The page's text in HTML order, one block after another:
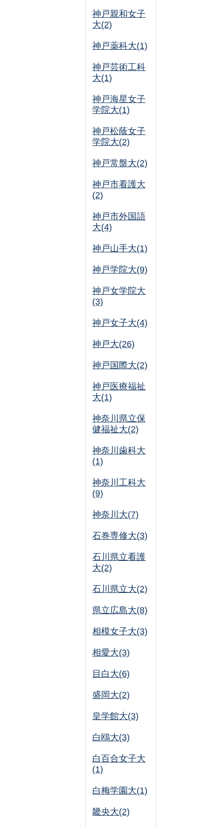
神戸親和女子
大(2)
神戸薬科大(1)
神戸芸術工科
大(1)
神戸海星女子
学院大(1)
神戸松蔭女子
学院大(2)
神戸常盤大(2)
神戸市看護大
(2)
神戸市外国語
大(4)
神戸山手大(1)
神戸学院大(9)
神戸女学院大
(3)
神戸女子大(4)
神戸大(26)
神戸国際大(2)
神戸医療福祉
大(1)
神奈川県立保
健福祉大(2)
神奈川歯科大
(1)
神奈川工科大
(9)
神奈川大(7)
石巻専修大(3)
石川県立看護
大(2)
石川県立大(2)
県立広島大(8)
相模女子大(3)
相愛大(3)
目白大(6)
盛岡大(2)
皇学館大(3)
白鴎大(3)
白百合女子大
(1)
白梅学園大(1)
畿央大(2)